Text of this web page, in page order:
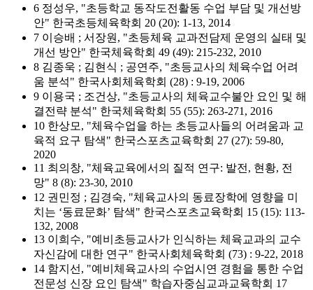
6 정성우, "초등학교 동작도전활동 수업 부담 및 개선방
안" 한국초등체육학회 20 (20): 1-13, 2014
7 이승배 ; 서장원, "초등체육 교과전담제 운영의 실태 및
개선 방안" 한국체육학회 49 (49): 215-232, 2010
8 김종욱 ; 김현식 ; 공연주, "초등교사의 체육수업 어려
움 분석" 한국사회체육학회 (28) : 9-19, 2006
9 이용국 ; 조건상, "초등교사의 체육교수불안 요인 및 해
결전략 분석" 한국체육학회 55 (55): 263-271, 2016
10 한상모, "체육수업을 하는 초등교사들의 어려움과 교
육적 요구 탐색" 한국스포츠교육학회 27 (27): 59-80,
2020
11 최의창, "체육교육에서의 질적 연구: 발전, 현황, 전
망" 8 (8): 23-30, 2010
12 권민정 ; 김경숙, "체육교사의 동료장학에 영향을 미
치는 ‘동료문화’ 탐색" 한국스포츠교육학회 15 (15): 113-
132, 2008
13 이희수, "예비초등교사가 인식하는 체육교과의 교수
자신감에 대한 연구" 한국사회체육학회 (73) : 9-22, 2018
14 함지선, "예비체육교사의 수업시연 경험을 통한 수업
전문성 신장 요인 탐색" 학습자중심교과교육학회 17